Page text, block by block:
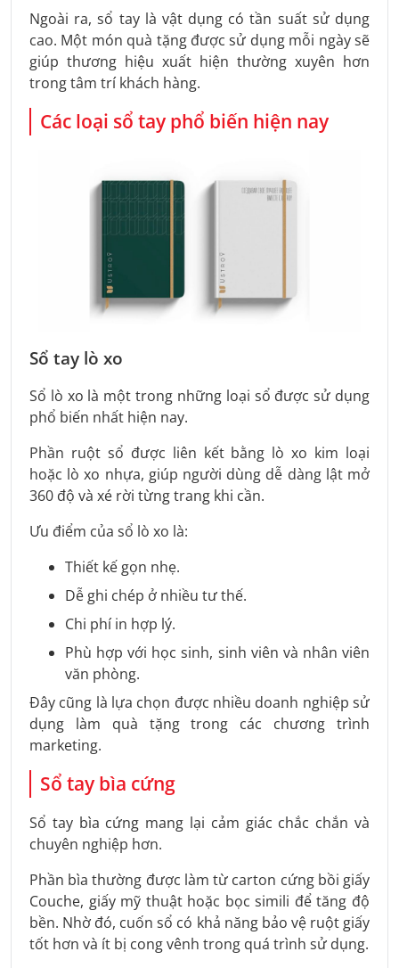
Ngoài ra, sổ tay là vật dụng có tần suất sử dụng
cao. Một món quà tặng được sử dụng mỗi ngày sẽ
giúp thương hiệu xuất hiện thường xuyên hơn
trong tâm trí khách hàng.
Các loại sổ tay phổ biến hiện nay
Sổ tay lò xo
Sổ lò xo là một trong những loại sổ được sử dụng
phổ biến nhất hiện nay.
Phần ruột sổ được liên kết bằng lò xo kim loại
hoặc lò xo nhựa, giúp người dùng dễ dàng lật mở
360 độ và xé rời từng trang khi cần.
Ưu điểm của sổ lò xo là:
Thiết kế gọn nhẹ.
Dễ ghi chép ở nhiều tư thế.
Chi phí in hợp lý.
Phù hợp với học sinh, sinh viên và nhân viên
văn phòng.
Đây cũng là lựa chọn được nhiều doanh nghiệp sử
dụng làm quà tặng trong các chương trình
marketing.
Sổ tay bìa cứng
Sổ tay bìa cứng mang lại cảm giác chắc chắn và
chuyên nghiệp hơn.
Phần bìa thường được làm từ carton cứng bồi giấy
Couche, giấy mỹ thuật hoặc bọc simili để tăng độ
bền. Nhờ đó, cuốn sổ có khả năng bảo vệ ruột giấy
tốt hơn và ít bị cong vênh trong quá trình sử dụng.